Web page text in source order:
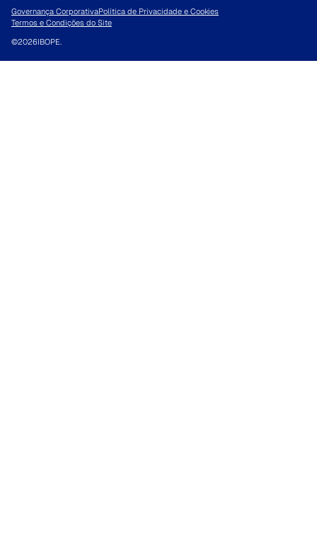
Governança CorporativaPolítica de Privacidade e Cookies
Termos e Condições do Site
©2026IBOPE.